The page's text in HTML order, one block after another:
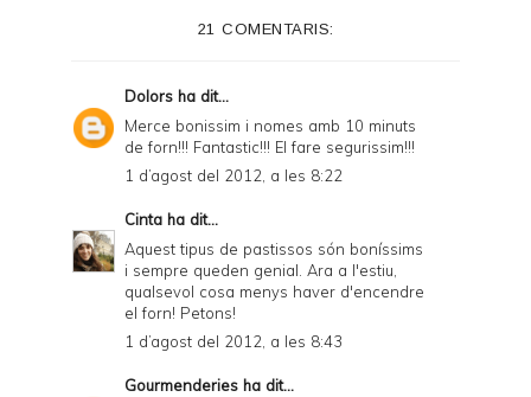
i
e
n
d
l
21 COMENTARIS:
Dolors ha dit...
Merce bonissim i nomes amb 10 minuts
de forn!!! Fantastic!!! El fare segurissim!!!
1 d’agost del 2012, a les 8:22
Cinta ha dit...
Aquest tipus de pastissos són boníssims
i sempre queden genial. Ara a l'estiu,
qualsevol cosa menys haver d'encendre
el forn! Petons!
1 d’agost del 2012, a les 8:43
Gourmenderies ha dit...